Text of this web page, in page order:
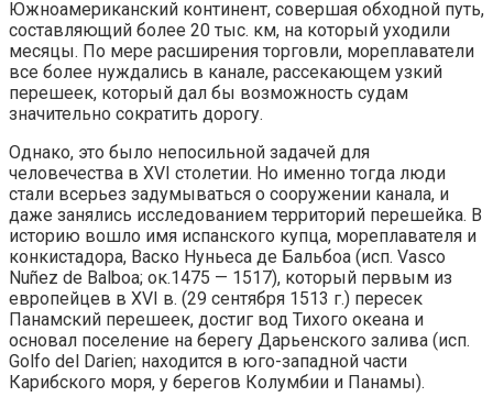
Южноамериканский континент, совершая обходной путь,
составляющий более 20 тыс. км, на который уходили
месяцы. По мере расширения торговли, мореплаватели
все более нуждались в канале, рассекающем узкий
перешеек, который дал бы возможность судам
значительно сократить дорогу.
Однако, это было непосильной задачей для
человечества в XVI столетии. Но именно тогда люди
стали всерьез задумываться о сооружении канала, и
даже занялись исследованием территорий перешейка. В
историю вошло имя испанского купца, мореплавателя и
конкистадора, Васко Нуньеса де Бальбоа (исп. Vasco
Nuñez de Balboa; ок.1475 — 1517), который первым из
европейцев в XVI в. (29 сентября 1513 г.) пересек
Панамский перешеек, достиг вод Тихого океана и
основал поселение на берегу Дарьенского залива (исп.
Golfo del Dariеn; находится в юго-западной части
Карибского моря, у берегов Колумбии и Панамы).